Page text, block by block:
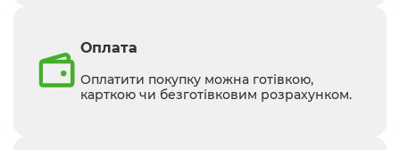
Оплата
Оплатити покупку можна готівкою,
карткою чи безготівковим розрахунком.